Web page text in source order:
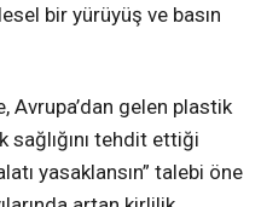
bir yürüyüş ve basın
Avrupa’dan gelen plastik
sağlığını tehdit ettiği
yasaklansın” talebi öne